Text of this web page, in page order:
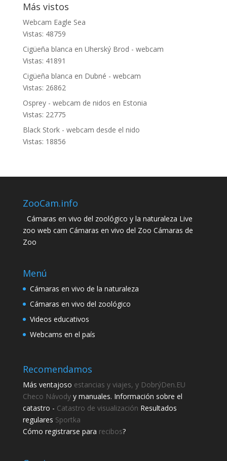
Más vistos
Webcam Eagle Sea
Vistas: 48759
Cigüeña blanca en Uherský Brod - webcam
Vistas: 41891
Cigüeña blanca en Dubné - webcam
Vistas: 26862
Osprey - webcam de nidos en Estonia
Vistas: 22775
Black Stork - webcam desde el nido
Vistas: 18856
ZooCam.info
Cámaras en vivo del zoológico y la naturaleza Live
zoo web cam Cámaras en vivo del Zoo Cámaras de
Zoo
Menú
Cámaras en vivo de la naturaleza
Cámaras en vivo del zoológico
Videos educativos
Webcams en el país
Recomendamos
Más ventajoso estancias y viajes, y DobrýDen.EU
Checo Návodyy manuales. Información sobre el
catastro - Catastro de visualización Resultados
regulares Sportka
Cómo registrarse para recibos?